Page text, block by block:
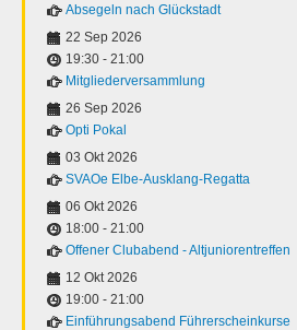
Absegeln nach Glückstadt
22 Sep 2026
19:30 - 21:00
Mitgliederversammlung
26 Sep 2026
Opti Pokal
03 Okt 2026
SVAOe Elbe-Ausklang-Regatta
06 Okt 2026
18:00 - 21:00
Offener Clubabend - Altjuniorentreffen
12 Okt 2026
19:00 - 21:00
Einführungsabend Führerscheinkurse